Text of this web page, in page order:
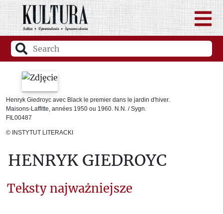
Henryk Giedroyc avec Black le premier dans le jardin d'hiver.
Maisons-Laffitte, années 1950 ou 1960. N.N. / Sygn.
FIL00487
© INSTYTUT LITERACKI
HENRYK GIEDROYC
Teksty najważniejsze